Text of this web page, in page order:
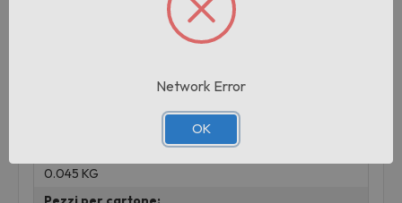
0.045 KG
Network Error
OK